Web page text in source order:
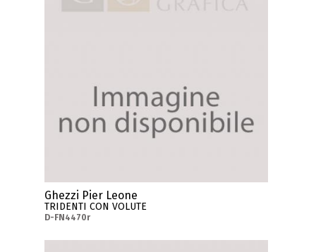
Ghezzi Pier Leone
TRIDENTI CON VOLUTE
D-FN4470r